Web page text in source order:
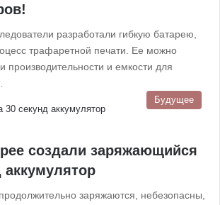
разработали гибкую батарею,
трафаретной печати. Ее можно
производительности и емкости для
Будущее
создали заряжающийся
аккумулятор
заряжаются, небезопасны,